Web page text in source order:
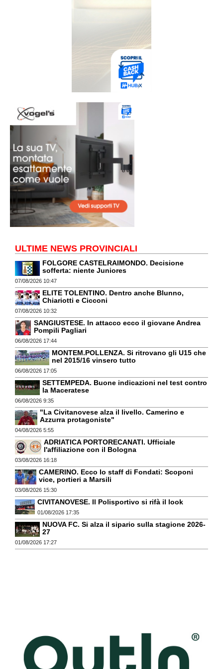
ULTIME NEWS PROVINCIALI
FOLGORE CASTELRAIMONDO. Decisione
sofferta: niente Juniores
07/08/2026 10:47
ELITE TOLENTINO. Dentro anche Blunno,
Chiariotti e Cicconi
07/08/2026 10:32
SANGIUSTESE. In attacco ecco il giovane Andrea
Pompili Pagliari
06/08/2026 17:44
MONTEM.POLLENZA. Si ritrovano gli U15 che
nel 2015/16 vinsero tutto
06/08/2026 17:05
SETTEMPEDA. Buone indicazioni nel test contro
la Maceratese
06/08/2026 9:35
"La Civitanovese alza il livello. Camerino e
Azzurra protagoniste"
04/08/2026 5:55
ADRIATICA PORTORECANATI. Ufficiale
l'affiliazione con il Bologna
03/08/2026 16:18
CAMERINO. Ecco lo staff di Fondati: Scoponi
vice, portieri a Marsili
03/08/2026 15:30
CIVITANOVESE. Il Polisportivo si rifà il look
01/08/2026 17:35
NUOVA FC. Si alza il sipario sulla stagione 2026-
27
01/08/2026 17:27